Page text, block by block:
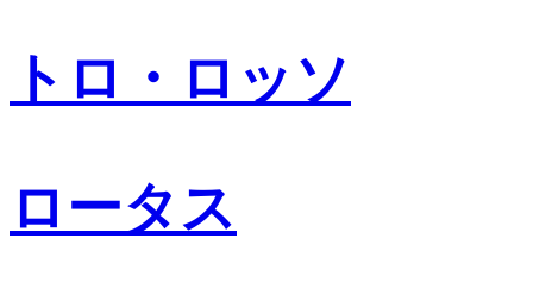
トロ・ロッソ
ロータス